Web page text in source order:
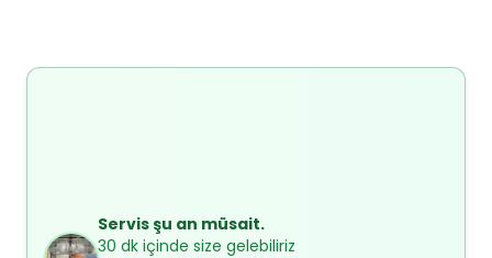
Servis şu an müsait.
30 dk içinde size gelebiliriz